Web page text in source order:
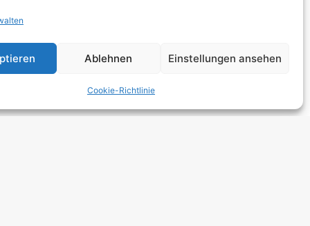
Ablehnen Einstellungen ansehen
Cookie-Richtlinie
ROCK